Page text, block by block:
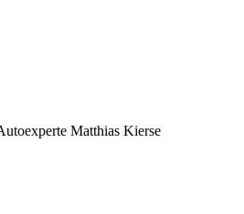
Matthias Kierse